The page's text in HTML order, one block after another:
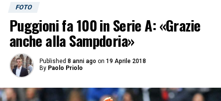
FOTO
Puggioni fa 100 in Serie A: «Grazie
anche alla Sampdoria»
Published 8 anni ago on 19 Aprile 2018
By Paolo Priolo